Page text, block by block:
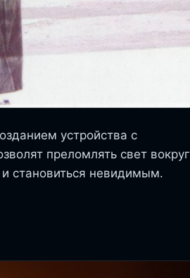
устройства с
преломлять свет вокруг
и становиться невидимым.